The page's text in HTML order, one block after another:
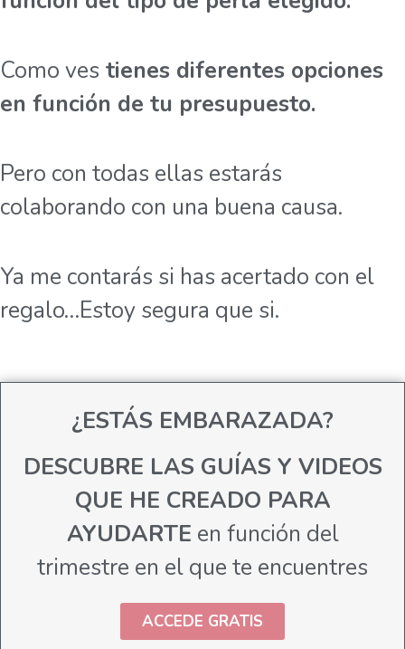
Como ves tienes diferentes opciones
en función de tu presupuesto.
Pero con todas ellas estarás
colaborando con una buena causa.
Ya me contarás si has acertado con el
regalo…Estoy segura que si.
¿ESTÁS EMBARAZADA?
DESCUBRE LAS GUÍAS Y VIDEOS
QUE HE CREADO PARA
AYUDARTE en función del
trimestre en el que te encuentres
ACCEDE GRATIS